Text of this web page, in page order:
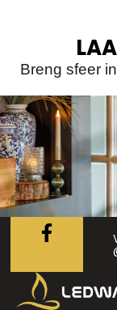
Breng sfeer